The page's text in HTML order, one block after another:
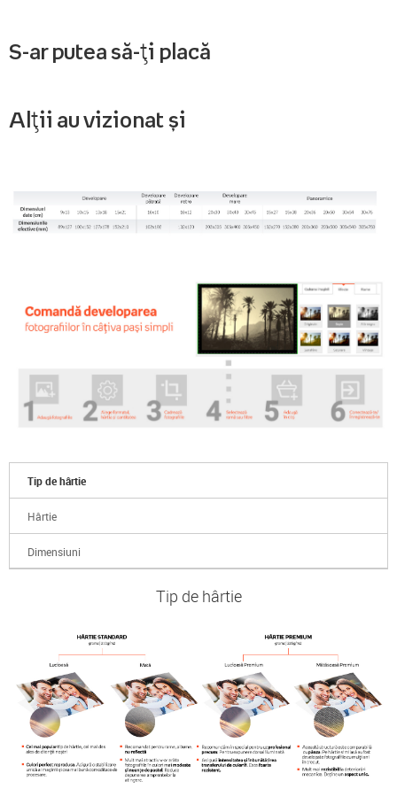
S-ar putea să-ți placă
Alții au vizionat și
Tip de hârtie
Hârtie
Dimensiuni
Tip de hârtie